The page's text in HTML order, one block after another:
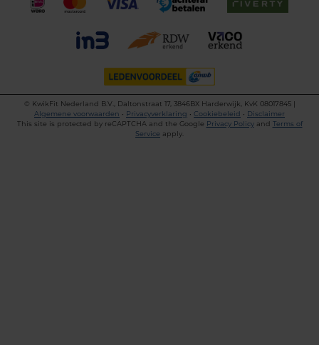
©
KwikFit Nederland B.V., Daltonstraat 17, 3846BX Harderwijk, KvK 08017845 |
Algemene voorwaarden • Privacyverklaring • Cookiebeleid • Disclaimer
This site is protected by reCAPTCHA and the Google Privacy Policyand Terms of
Service apply.